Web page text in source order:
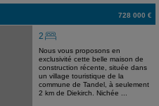
728 000 €
2
Nous vous proposons en
exclusivité cette belle maison de
construction récente, située dans
un village touristique de la
commune de Tandel, à seulement
2 km de Diekirch. Nichée ...